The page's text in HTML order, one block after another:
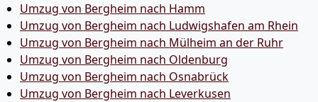
Umzug von Bergheim nach Hamm
Umzug von Bergheim nach Ludwigshafen am Rhein
Umzug von Bergheim nach Mülheim an der Ruhr
Umzug von Bergheim nach Oldenburg
Umzug von Bergheim nach Osnabrück
Umzug von Bergheim nach Leverkusen